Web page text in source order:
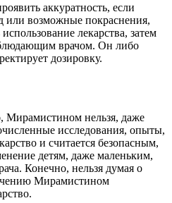
аккуратность, если
или возможные покраснения,
лекарства, затем
врачом. Он либо
дозировку.
Мирамистином нельзя, даже
исследования, опыты,
и считается безопасным,
детям, даже маленьким,
Конечно, нельзя думая о
Мирамистином